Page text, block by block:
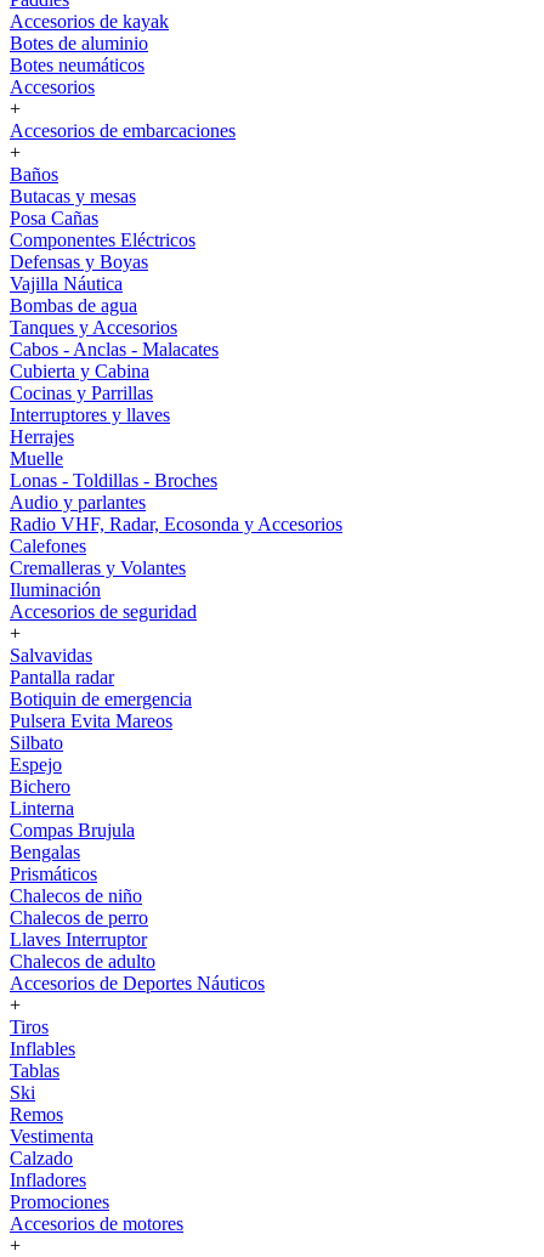
Accesorios de kayak
Botes de aluminio
Botes neumáticos
Accesorios
+
Accesorios de embarcaciones
+
Baños
Butacas y mesas
Posa Cañas
Componentes Eléctricos
Defensas y Boyas
Vajilla Náutica
Bombas de agua
Tanques y Accesorios
Cabos - Anclas - Malacates
Cubierta y Cabina
Cocinas y Parrillas
Interruptores y llaves
Herrajes
Muelle
Lonas - Toldillas - Broches
Audio y parlantes
Radio VHF, Radar, Ecosonda y Accesorios
Calefones
Cremalleras y Volantes
Iluminación
Accesorios de seguridad
+
Salvavidas
Pantalla radar
Botiquin de emergencia
Pulsera Evita Mareos
Silbato
Espejo
Bichero
Linterna
Compas Brujula
Bengalas
Prismáticos
Chalecos de niño
Chalecos de perro
Llaves Interruptor
Chalecos de adulto
Accesorios de Deportes Náuticos
+
Tiros
Inflables
Tablas
Ski
Remos
Vestimenta
Calzado
Infladores
Promociones
Accesorios de motores
+